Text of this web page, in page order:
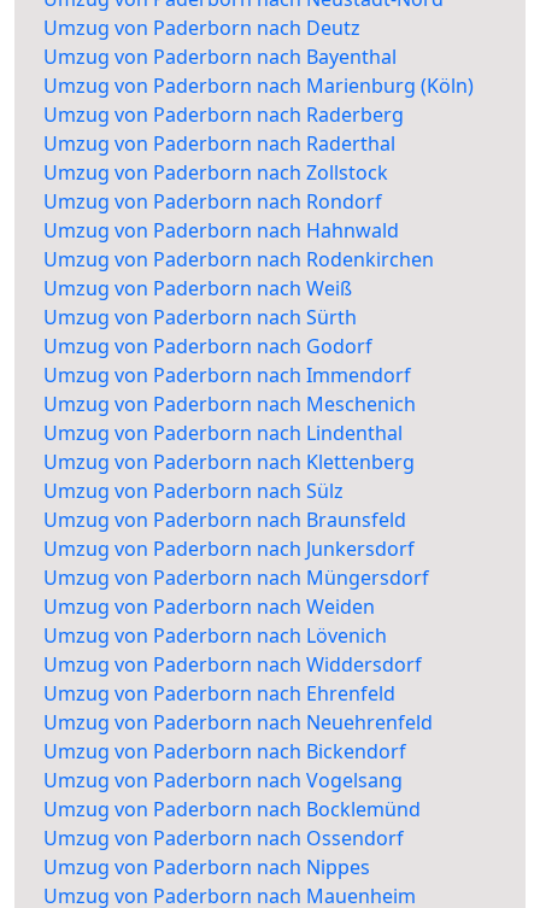
Umzug von Paderborn nach Deutz
Umzug von Paderborn nach Bayenthal
Umzug von Paderborn nach Marienburg (Köln)
Umzug von Paderborn nach Raderberg
Umzug von Paderborn nach Raderthal
Umzug von Paderborn nach Zollstock
Umzug von Paderborn nach Rondorf
Umzug von Paderborn nach Hahnwald
Umzug von Paderborn nach Rodenkirchen
Umzug von Paderborn nach Weiß
Umzug von Paderborn nach Sürth
Umzug von Paderborn nach Godorf
Umzug von Paderborn nach Immendorf
Umzug von Paderborn nach Meschenich
Umzug von Paderborn nach Lindenthal
Umzug von Paderborn nach Klettenberg
Umzug von Paderborn nach Sülz
Umzug von Paderborn nach Braunsfeld
Umzug von Paderborn nach Junkersdorf
Umzug von Paderborn nach Müngersdorf
Umzug von Paderborn nach Weiden
Umzug von Paderborn nach Lövenich
Umzug von Paderborn nach Widdersdorf
Umzug von Paderborn nach Ehrenfeld
Umzug von Paderborn nach Neuehrenfeld
Umzug von Paderborn nach Bickendorf
Umzug von Paderborn nach Vogelsang
Umzug von Paderborn nach Bocklemünd
Umzug von Paderborn nach Ossendorf
Umzug von Paderborn nach Nippes
Umzug von Paderborn nach Mauenheim